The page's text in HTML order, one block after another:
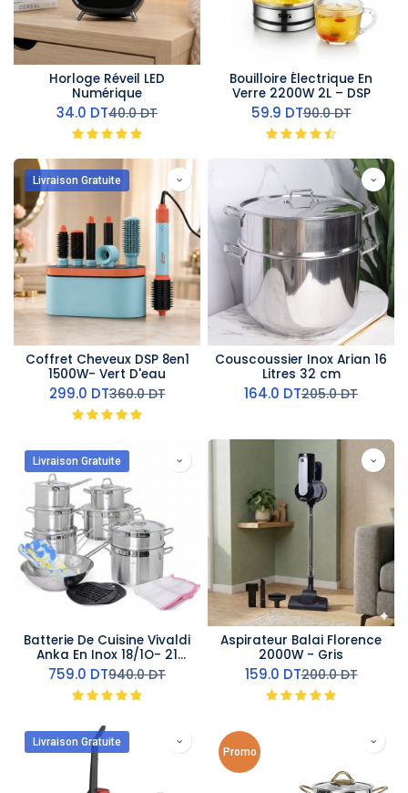
Horloge Réveil LED
Numérique
34.0 DT40.0DT
Bouilloire Électrique En
Verre 2200W 2L – DSP
59.9 DT90.0DT
Livraison Gratuite
Coffret Cheveux DSP 8en1
1500W- Vert D'eau
299.0 DT360.0DT
Couscoussier Inox Arian 16
Litres 32 cm
164.0 DT205.0DT
Livraison Gratuite
Batterie De Cuisine Vivaldi
Anka En Inox 18/1O- 21
Pieces
759.0 DT940.0DT
Aspirateur Balai Florence
2000W - Gris
159.0 DT200.0DT
Livraison Gratuite
Promo